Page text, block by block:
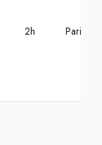
2h Paris,